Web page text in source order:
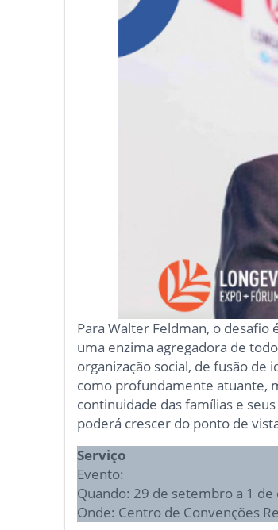
Para Walter Feldman, o desafio
uma enzima agregadora de
organização social, de fusão
como profundamente atuante,
continuidade das famílias e
poderá crescer do ponto de
Serviço
Evento:
Quando: 29 de setembro a 1
Onde: Centro de Convenções